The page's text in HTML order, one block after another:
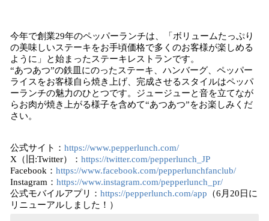
今年で創業29年のペッパーランチは、「ボリュームたっぷり
の美味しいステーキをお手頃価格で多くのお客様が楽しめる
ように」と始まったステーキレストランです。
“あつあつ”の鉄皿にのったステーキ、ハンバーグ、ペッパー
ライスをお客様自ら焼き上げ、完成させるスタイルはペッパ
ーランチの魅力のひとつです。ジュージューと音を立てなが
らお肉が焼き上がる様子を含めて“あつあつ”をお楽しみくだ
さい。
公式サイト： https://www.pepperlunch.com/
X（旧:Twitter）： https://twitter.com/pepperlunch_JP
Facebook： https://www.facebook.com/pepperlunchfanclub/
Instagram： https://www.instagram.com/pepperlunch_pr/
公式モバイルアプリ： https://pepperlunch.com/app （6月20日に
リニューアルしました！）